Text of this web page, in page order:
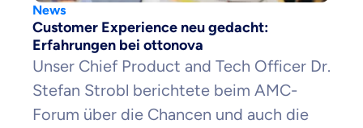
News
Customer Experience neu gedacht:
Erfahrungen bei ottonova
Unser Chief Product and Tech Officer Dr.
Stefan Strobl berichtete beim AMC-
Forum über die Chancen und auch die